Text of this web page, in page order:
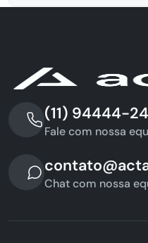
(11) 94444-
Fale com nossa
Chat com nossa